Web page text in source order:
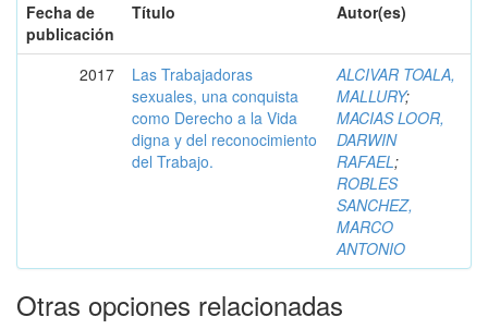
Fecha de
publicación
Título Autor(es)
2017
Las Trabajadoras
sexuales, una conquista
como Derecho a la Vida
digna y del reconocimiento
del Trabajo.
ALCIVAR TOALA,
MALLURY;
MACIAS LOOR,
DARWIN
RAFAEL;
ROBLES
SANCHEZ,
MARCO
ANTONIO
Otras opciones relacionadas